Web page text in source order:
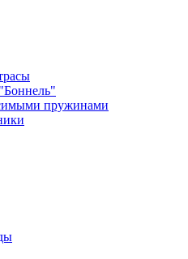
пружинами